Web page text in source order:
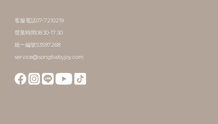
客服電話07-7210219
營業時間08:30-17:30
統一編號53597268
service@songbabyjoy.com